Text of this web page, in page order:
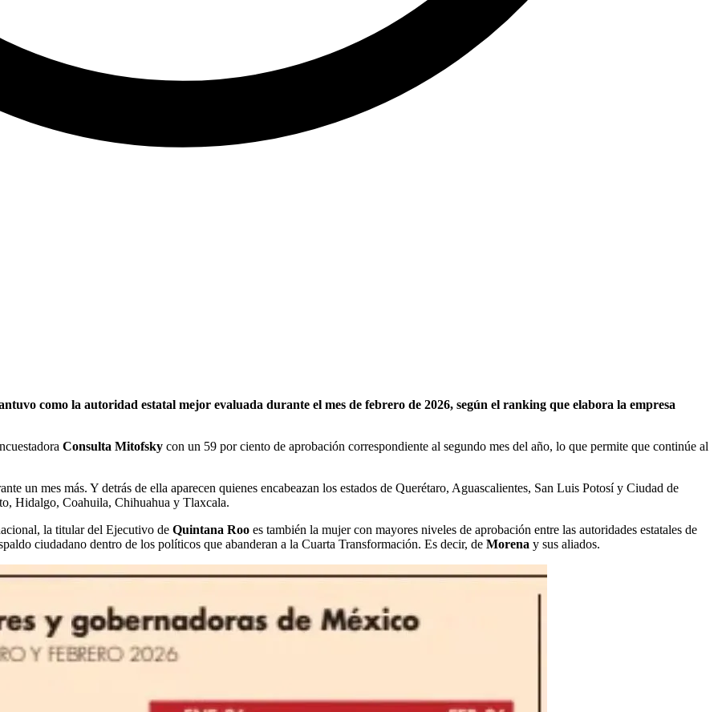
como la autoridad estatal mejor evaluada durante el mes de febrero de 2026, según el ranking que elabora la empresa
Consulta Mitofsky con un 59 por ciento de aprobación correspondiente al segundo mes del año, lo que permite que continúe al
un mes más. Y detrás de ella aparecen quienes encabeazan los estados de Querétaro, Aguascalientes, San Luis Potosí y Ciudad de
Hidalgo, Coahuila, Chihuahua y Tlaxcala.
la titular del Ejecutivo de Quintana Roo es también la mujer con mayores niveles de aprobación entre las autoridades estatales de
ciudadano dentro de los políticos que abanderan a la Cuarta Transformación. Es decir, de Morena y sus aliados.